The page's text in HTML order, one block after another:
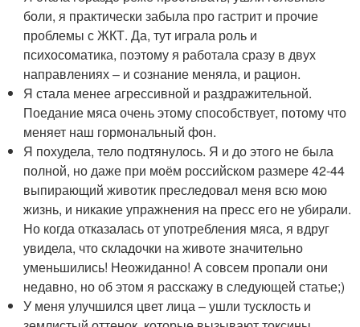
боли, я практически забыла про гастрит и прочие
проблемы с ЖКТ. Да, тут играла роль и
психосоматика, поэтому я работала сразу в двух
направлениях – и сознание меняла, и рацион.
Я стала менее агрессивной и раздражительной.
Поедание мяса очень этому способствует, потому что
меняет наш гормональный фон.
Я похудела, тело подтянулось. Я и до этого не была
полной, но даже при моём российском размере 42-44
выпирающий животик преследовал меня всю мою
жизнь, и никакие упражнения на пресс его не убирали.
Но когда отказалась от употребления мяса, я вдруг
увидела, что складочки на животе значительно
уменьшились! Неожиданно! А совсем пропали они
недавно, но об этом я расскажу в следующей статье;)
У меня улучшился цвет лица – ушли тусклость и